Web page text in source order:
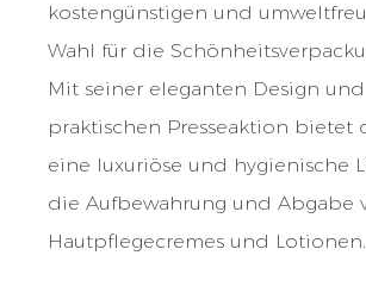
kostengünstigen und
Wahl für die
Mit seiner eleganten Design
praktischen Presseaktion bietet
eine luxuriöse und hygienische
die Aufbewahrung und Abgabe
Hautpflegecremes und Lotionen.